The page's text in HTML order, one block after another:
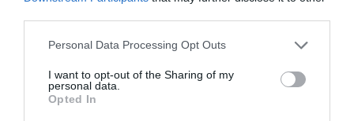
Personal Data Processing Opt Outs
I want to opt-out of the Sharing of my
personal data.
Opted In
Ακολουθήστε το Culturenow.gr